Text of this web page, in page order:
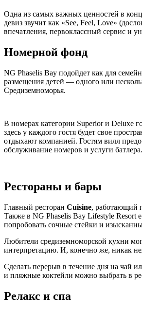
Одна из самых важных ценностей в
девиз звучит как «See, Feel, Love»
впечатления, первоклассный сервис и
Номерной фонд
NG Phaselis Bay подойдет как для
размещения детей — одного или
Средиземноморья.
В номерах категории Superior и Deluxe
здесь у каждого гостя будет свое
отдыхают компанией. Гостям вилл
обслуживание номеров и услуги батлера.
Рестораны и бары
Главный ресторан Cuisine, работающий
Также в NG Phaselis Bay Lifestyle Resort
попробовать сочные стейки и
Любители средиземноморской кухни
интерпретацию. И, конечно же, никак
Сделать перерыв в течение дня на чай
и пляжные коктейли можно выбрать в
Релакс и спа